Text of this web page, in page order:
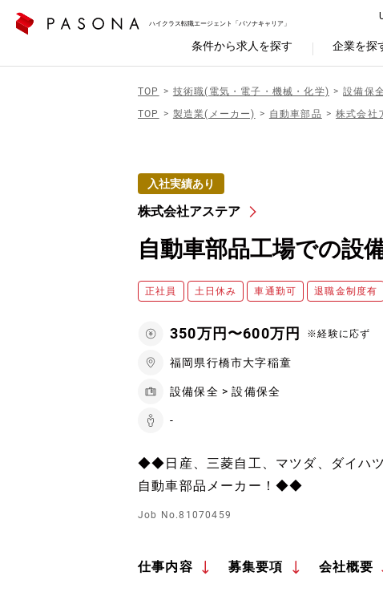
ハイクラス転職エージェント「パソナキャリア」
条件から求人を探す 企業を探
TOP 技術職(電気・電子・機械・化学) 設備保全
TOP
製造業(メーカー) 自動車部品 株式会社
入社実績あり
株式会社アステア
自動車部品工場での設
正社員 土日休み 車通勤可 退職金制度有
350万円〜600万円 ※経験に応ず
福岡県行橋市大字稲童
設備保全 > 設備保全
-
◆◆日産、三菱自工、マツダ、ダイハ
自動車部品メーカー！◆◆
Job No.81070459
仕事内容 募集要項 会社概要